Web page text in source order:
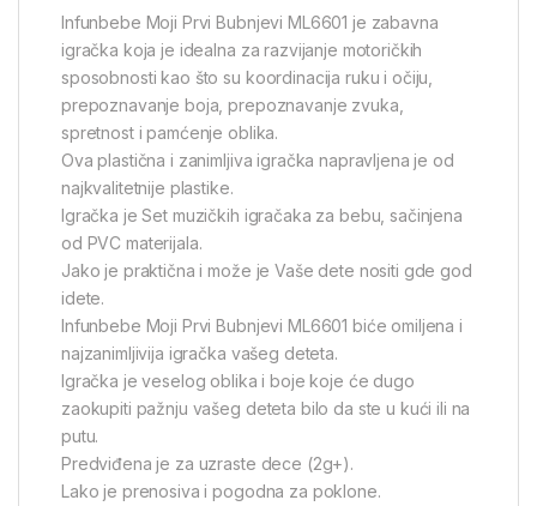
Infunbebe Moji Prvi Bubnjevi ML6601 je zabavna
igračka koja je idealna za razvijanje motoričkih
sposobnosti kao što su koordinacija ruku i očiju,
prepoznavanje boja, prepoznavanje zvuka,
spretnost i pamćenje oblika.
Ova plastična i zanimljiva igračka napravljena je od
najkvalitetnije plastike.
Igračka je Set muzičkih igračaka za bebu, sačinjena
od PVC materijala.
Jako je praktična i može je Vaše dete nositi gde god
idete.
Infunbebe Moji Prvi Bubnjevi ML6601 biće omiljena i
najzanimljivija igračka vašeg deteta.
Igračka je veselog oblika i boje koje će dugo
zaokupiti pažnju vašeg deteta bilo da ste u kući ili na
putu.
Predviđena je za uzraste dece (2g+).
Lako je prenosiva i pogodna za poklone.